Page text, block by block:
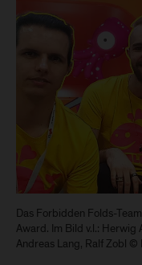
Das Forbidden Folds-
Award. Im Bild v.l.: Herwig
Andreas Lang, Ralf Zobl